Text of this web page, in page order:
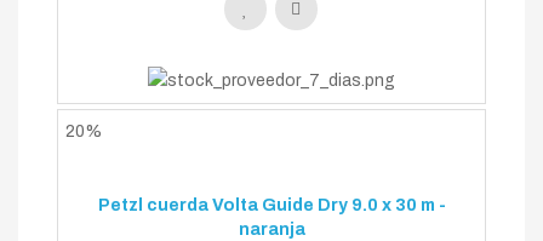
20%
Petzl cuerda Volta Guide Dry 9.0 x 30 m -
naranja